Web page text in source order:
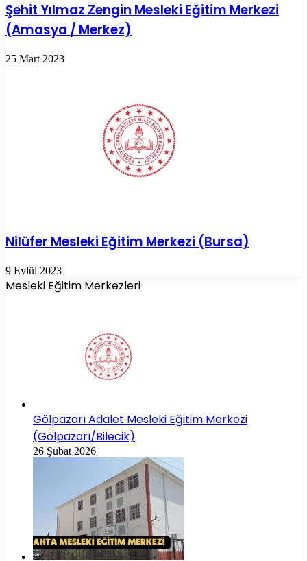
Şehit Yılmaz Zengin Mesleki Eğitim Merkezi
(Amasya / Merkez)
25 Mart 2023
Nilüfer Mesleki Eğitim Merkezi (Bursa)
9 Eylül 2023
Mesleki Eğitim Merkezleri
Gölpazarı Adalet Mesleki Eğitim Merkezi
(Gölpazarı/Bilecik)
26 Şubat 2026